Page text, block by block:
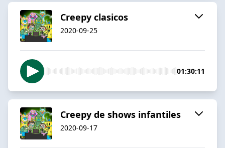
Creepy clasicos
2020-09-25
01:30:11
Creepy de shows infantiles
2020-09-17